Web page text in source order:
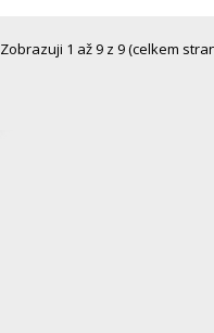
Zobrazuji 1 až 9 z 9 (celkem